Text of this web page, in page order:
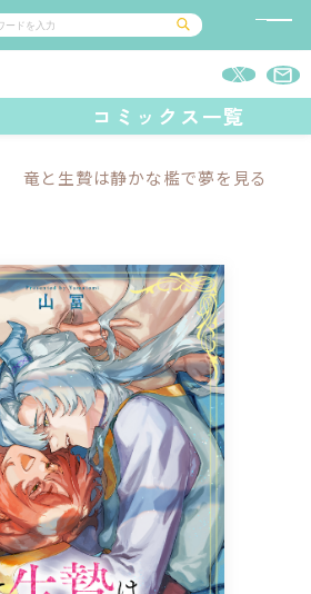
ライトノベル
文庫
ノベルス
ノベルスf
OVERLAP STORE
オーバーラップ広報室
お問い合わせはこちら
オーバーラップノベルス
オーバーラップノベルスf
ロサージュノベルス
コミックス一覧
竜と生贄は静かな檻で夢を見る